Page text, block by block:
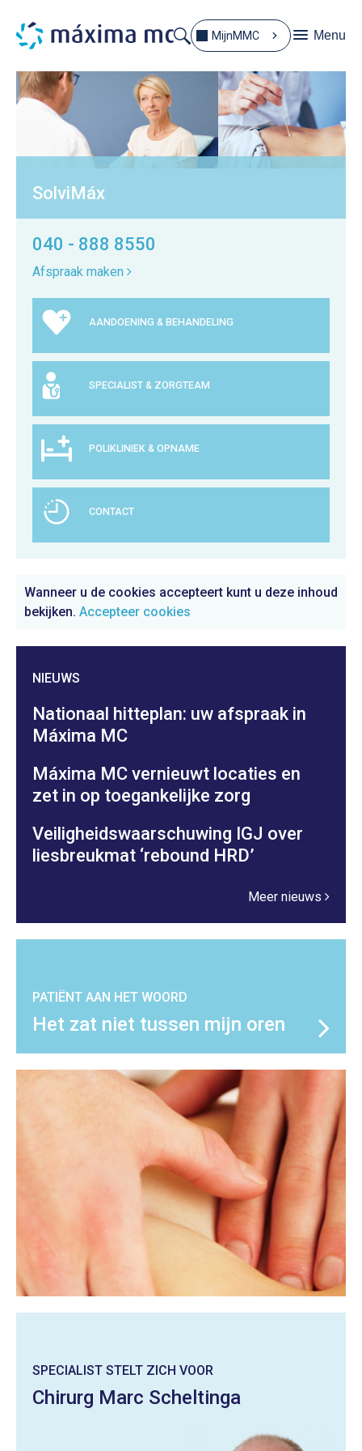
MijnMMC Menu
SolviMáx
040 - 888 8550
Afspraak maken
AANDOENING & BEHANDELING
SPECIALIST & ZORGTEAM
POLIKLINIEK & OPNAME
CONTACT
Wanneer u de cookies accepteert kunt u deze inhoud
bekijken. Accepteer cookies
NIEUWS
Nationaal hitteplan: uw afspraak in
Máxima MC
Máxima MC vernieuwt locaties en
zet in op toegankelijke zorg
Veiligheidswaarschuwing IGJ over
liesbreukmat ‘rebound HRD’
Meer nieuws
PATIËNT AAN HET WOORD
Het zat niet tussen mijn oren
SPECIALIST STELT ZICH VOOR
Chirurg Marc Scheltinga